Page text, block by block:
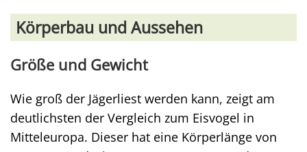
Körperbau und Aussehen
Größe und Gewicht
Wie groß der Jägerliest werden kann, zeigt am
deutlichsten der Vergleich zum Eisvogel in
Mitteleuropa. Dieser hat eine Körperlänge von